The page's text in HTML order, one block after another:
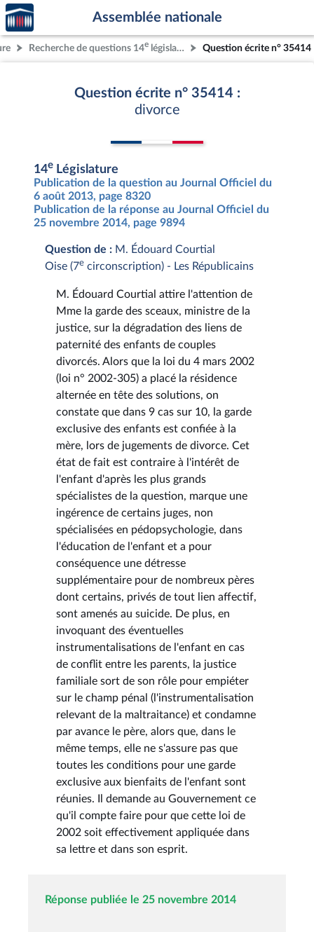
Aller au contenu
Aller en bas de la page
Accèder
à la
page
d'accueil
Assemblée nationale
Recherche de questions 14e législature Question écrite n° 35414
Question écrite n° 35414 :
divorce
14e Législature
Publication de la question au Journal Officiel du
6 août 2013, page 8320
Publication de la réponse au Journal Officiel du
25 novembre 2014, page 9894
Question de : M. Édouard Courtial
Oise (7e circonscription) - Les Républicains
M. Édouard Courtial attire l'attention de
Mme la garde des sceaux, ministre de la
justice, sur la dégradation des liens de
paternité des enfants de couples
divorcés. Alors que la loi du 4 mars 2002
(loi n° 2002-305) a placé la résidence
alternée en tête des solutions, on
constate que dans 9 cas sur 10, la garde
exclusive des enfants est confiée à la
mère, lors de jugements de divorce. Cet
état de fait est contraire à l'intérêt de
l'enfant d'après les plus grands
spécialistes de la question, marque une
ingérence de certains juges, non
spécialisées en pédopsychologie, dans
l'éducation de l'enfant et a pour
conséquence une détresse
supplémentaire pour de nombreux pères
dont certains, privés de tout lien affectif,
sont amenés au suicide. De plus, en
invoquant des éventuelles
instrumentalisations de l'enfant en cas
de conflit entre les parents, la justice
familiale sort de son rôle pour empiéter
sur le champ pénal (l'instrumentalisation
relevant de la maltraitance) et condamne
par avance le père, alors que, dans le
même temps, elle ne s'assure pas que
toutes les conditions pour une garde
exclusive aux bienfaits de l'enfant sont
réunies. Il demande au Gouvernement ce
qu'il compte faire pour que cette loi de
2002 soit effectivement appliquée dans
sa lettre et dans son esprit.
Réponse publiée le 25 novembre 2014